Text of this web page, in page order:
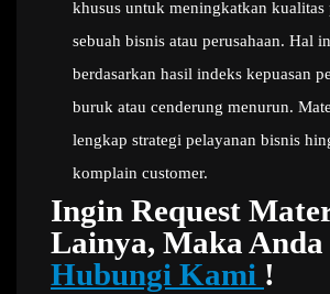
khusus untuk meningkatkan kualitas
sebuah bisnis atau perusahaan. Hal
berdasarkan hasil indeks kepuasan
buruk atau cenderung menurun.
lengkap strategi pelayanan bisnis
komplain customer.
Ingin Request
Lainya, Maka Anda
Hubungi Kami !